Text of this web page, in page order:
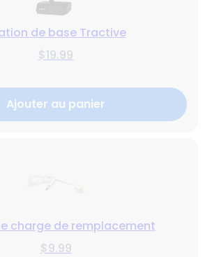
de base Tractive
$19.99
Ajouter au panier
charge de remplacement
$9.99